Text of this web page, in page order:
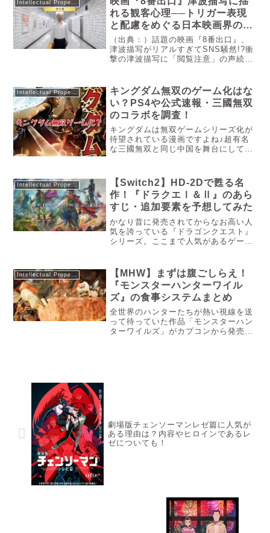
す。
れる観客心理──トリガー表現
と配慮をめぐる日本映画界の課
題とは？
（出典：）話題の映画『8番出口』、
津波描写がリアルすぎてSNS騒然!?衝
撃の津波描写に「閲覧注意」の声続
たい、観客の心を守るってどういうこ
と？今回は公開中の8番出口につい...
Intellectual Property
キングダム無双のゲーム化はな
い？PS4や公式速報・三國無双
のコラボを調査！
キングダムは無双ゲームシリーズ化が
待望されている漫画ですよね♪超有名
な三國無双と同じ中国を舞台にしてお
ズを出しているコーエイ公式の情報を
今か今かと楽しみにしているファン
の...
Intellectual Property
【Switch2】HD-2Dで甦る名
作！『ドラクエⅠ＆Ⅱ』のあら
すじ・追加要素を予想してみた
かなり昔に発売されてからなお高い人
気を誇っている『ドラゴンクエスト』
シリーズ。ここまで人気があるゲーム
Ⅲ』に続いて、『ドラゴンクエスト
Ⅰ&Ⅱ』のHD-2D版が発売される事に
なりました。現在、どんな情報がある
のか等、気になる事は多いんじゃない
でしょうか。なので今回はHD-2D版ド
ラゴンクエストⅠ&Ⅱ情報をまとめつ
つ、物語の詳細や追加される設定を考
察していきますね。
【MHW】まずは腹ごしらえ！
『モンスターハンターワイル
ズ』の食事システムまとめ
全世界のハンターたちが熱い視線を送
って待っていた作品「モンスターハン
ターワイルズ」がカプコンから発売さ
劇場版チェンソーマンレゼ篇に人気が
ある理由は？内容やヒロインであるレ
ゼについても！